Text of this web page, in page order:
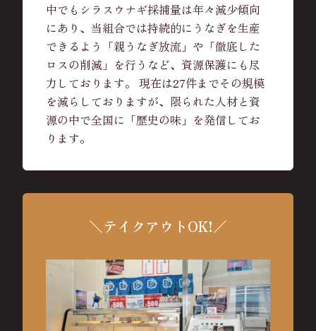
中でもシラスウナギ採捕量は年々減少傾向
にあり、当組合では持続的にうなぎを生産
できるよう「親うなぎ放流」や「徹底した
ロスの削減」を行うなど、資源保護にも尽
力しております。 現在は27件までその規模
を減らしておりますが、限られた人材と資
源の中で全国に「歴史の味」を発信してお
ります。
＼テイクアウトOK!／